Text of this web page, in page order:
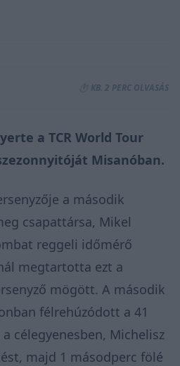
⏱️ KB. 2 PERC OLVASÁS
a TCR World Tour
Misanóban.
a második
csapattársa, Mikel
reggeli időmérő
megtartotta ezt a
mögött. A második
félrehúzódott a 41
célegyenesben, Michelisz
majd 1 másodperc fölé